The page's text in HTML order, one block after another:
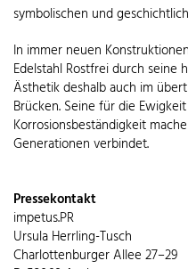
symbolischen und
In immer neuen
Edelstahl Rostfrei durch seine
Ästhetik deshalb auch im
Brücken. Seine für die
Korrosionsbeständigkeit
Generationen verbindet.
Pressekontakt
impetus.PR
Ursula Herrling-Tusch
Charlottenburger Allee 27–29